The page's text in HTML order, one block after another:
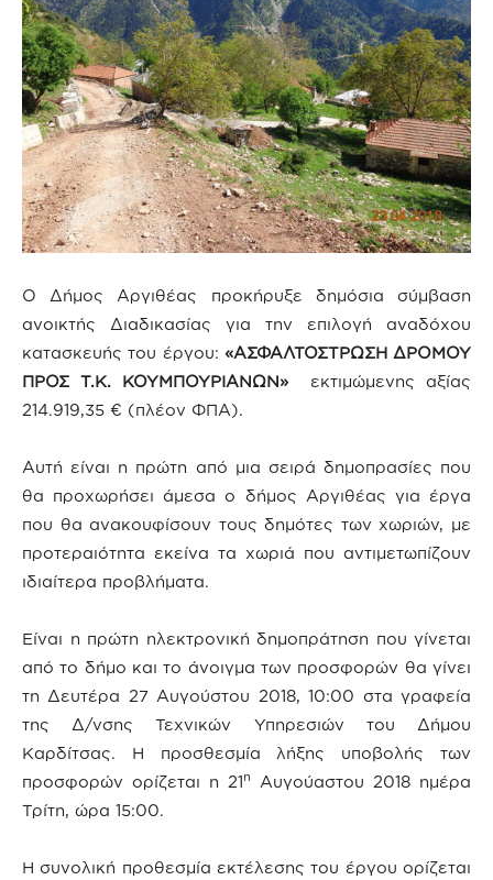
Ο Δήμος Αργιθέας προκήρυξε δημόσια σύμβαση
ανοικτής Διαδικασίας για την επιλογή αναδόχου
κατασκευής του έργου: «ΑΣΦΑΛΤΟΣΤΡΩΣΗ ΔΡΟΜΟΥ
ΠΡΟΣ Τ.Κ. ΚΟΥΜΠΟΥΡΙΑΝΩΝ» εκτιμώμενης αξίας
214.919,35 € (πλέον ΦΠΑ).
Αυτή είναι η πρώτη από μια σειρά δημοπρασίες που
θα προχωρήσει άμεσα ο δήμος Αργιθέας για έργα
που θα ανακουφίσουν τους δημότες των χωριών, με
προτεραιότητα εκείνα τα χωριά που αντιμετωπίζουν
ιδιαίτερα προβλήματα.
Είναι η πρώτη ηλεκτρονική δημοπράτηση που γίνεται
από το δήμο και το άνοιγμα των προσφορών θα γίνει
τη Δευτέρα 27 Αυγούστου 2018, 10:00 στα γραφεία
της Δ/νσης Τεχνικών Υπηρεσιών του Δήμου
Καρδίτσας. Η προσθεσμία λήξης υποβολής των
προσφορών ορίζεται η 21η
Αυγούαστου 2018 ημέρα
Τρίτη, ώρα 15:00.
Η συνολική προθεσμία εκτέλεσης του έργου ορίζεται